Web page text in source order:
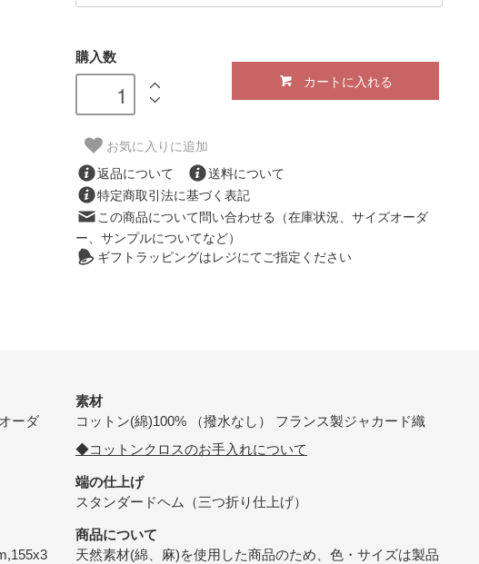
購入数
カートに入れる
お気に入りに追加
返品について
送料について
特定商取引法に基づく表記
この商品について問い合わせる（在庫状況、サイズオーダ
ー、サンプルについてなど）
ギフトラッピングはレジにてご指定ください
ーダ
素材
コットン(綿)100% （撥水なし） フランス製ジャカード織
◆コットンクロスのお手入れについて
端の仕上げ
スタンダードヘム（三つ折り仕上げ）
商品について
天然素材(綿、麻)を使用した商品のため、色・サイズは製品